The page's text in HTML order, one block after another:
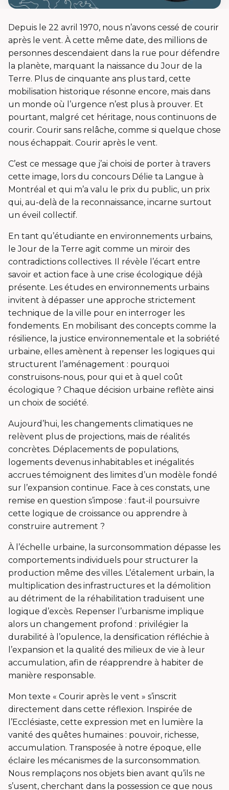
Depuis le 22 avril 1970, nous n’avons cessé de courir
après le vent. À cette même date, des millions de
personnes descendaient dans la rue pour défendre
la planète, marquant la naissance du Jour de la
Terre. Plus de cinquante ans plus tard, cette
mobilisation historique résonne encore, mais dans
un monde où l’urgence n’est plus à prouver. Et
pourtant, malgré cet héritage, nous continuons de
courir. Courir sans relâche, comme si quelque chose
nous échappait. Courir après le vent.
C’est ce message que j’ai choisi de porter à travers
cette image, lors du concours Délie ta Langue à
Montréal et qui m’a valu le prix du public, un prix
qui, au-delà de la reconnaissance, incarne surtout
un éveil collectif.
En tant qu’étudiante en environnements urbains,
le Jour de la Terre agit comme un miroir des
contradictions collectives. Il révèle l’écart entre
savoir et action face à une crise écologique déjà
présente. Les études en environnements urbains
invitent à dépasser une approche strictement
technique de la ville pour en interroger les
fondements. En mobilisant des concepts comme la
résilience, la justice environnementale et la sobriété
urbaine, elles amènent à repenser les logiques qui
structurent l’aménagement : pourquoi
construisons-nous, pour qui et à quel coût
écologique ? Chaque décision urbaine reflète ainsi
un choix de société.
Aujourd’hui, les changements climatiques ne
relèvent plus de projections, mais de réalités
concrètes. Déplacements de populations,
logements devenus inhabitables et inégalités
accrues témoignent des limites d’un modèle fondé
sur l’expansion continue. Face à ces constats, une
remise en question s’impose : faut-il poursuivre
cette logique de croissance ou apprendre à
construire autrement ?
À l’échelle urbaine, la surconsommation dépasse les
comportements individuels pour structurer la
production même des villes. L’étalement urbain, la
multiplication des infrastructures et la démolition
au détriment de la réhabilitation traduisent une
logique d’excès. Repenser l’urbanisme implique
alors un changement profond : privilégier la
durabilité à l’opulence, la densification réfléchie à
l’expansion et la qualité des milieux de vie à leur
accumulation, afin de réapprendre à habiter de
manière responsable.
Mon texte « Courir après le vent » s’inscrit
directement dans cette réflexion. Inspirée de
l’Ecclésiaste, cette expression met en lumière la
vanité des quêtes humaines : pouvoir, richesse,
accumulation. Transposée à notre époque, elle
éclaire les mécanismes de la surconsommation.
Nous remplaçons nos objets bien avant qu’ils ne
s’usent, cherchant dans la possession ce que nous